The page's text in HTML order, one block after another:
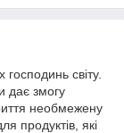
світу.
дає змогу
необмежену
продуктів, які